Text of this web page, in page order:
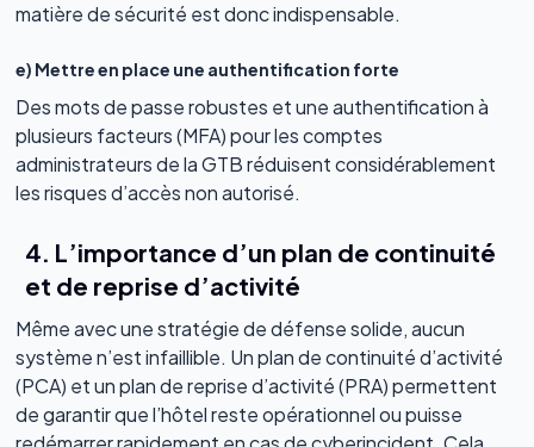
matière de sécurité est donc indispensable.
e) Mettre en place une authentification forte
Des mots de passe robustes et une authentification à
plusieurs facteurs (MFA) pour les comptes
administrateurs de la GTB réduisent considérablement
les risques d’accès non autorisé.
4. L’importance d’un plan de continuité
et de reprise d’activité
Même avec une stratégie de défense solide, aucun
système n’est infaillible. Un plan de continuité d’activité
(PCA) et un plan de reprise d’activité (PRA) permettent
de garantir que l’hôtel reste opérationnel ou puisse